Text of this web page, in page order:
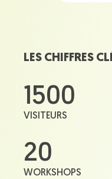
LES CHIFFRES
1500
VISITEURS
20
WORKSHOPS